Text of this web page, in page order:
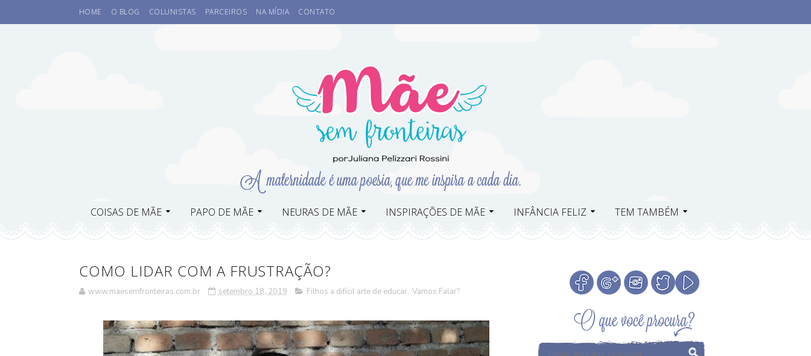
HOME O BLOG COLUNISTAS PARCEIROS NA MÍDIA CONTATO
COISAS DE MÃE PAPO DE MÃE NEURAS DE MÃE INSPIRAÇÕES DE MÃE INFÂNCIA FELIZ TEM TAMBÉM
COMO LIDAR COM A FRUSTRAÇÃO?
www.maesemfronteiras.com.br setembro 18, 2019 Filhos a difícil arte de educar, Vamos Falar?